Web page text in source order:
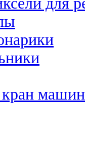
кран